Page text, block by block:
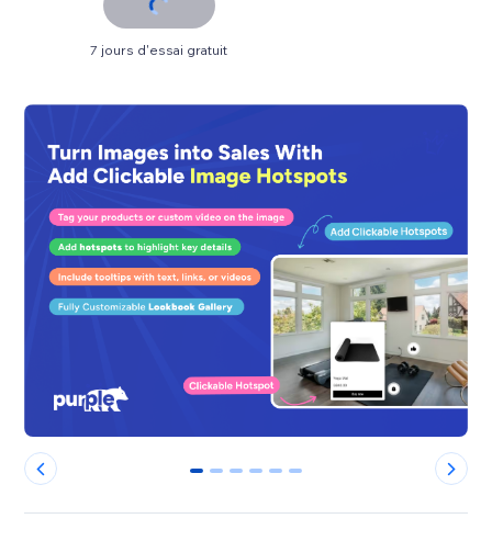
7 jours d'essai gratuit
0 1 2 3 4 5